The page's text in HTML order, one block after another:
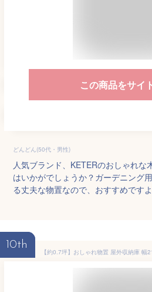
この商品をサイ
どんどん(50代・男性)
人気ブランド、KETERのおしゃれな
はいかがでしょうか？ガーデニング
る丈夫な物置なので、おすすめですよ
10th